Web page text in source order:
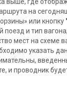
выше, где
на
или кнопку
и тип
мест на схеме
указать
и проводник